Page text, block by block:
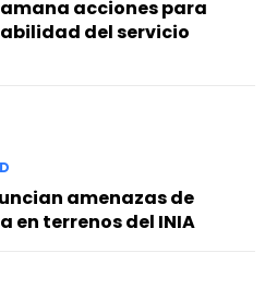
acciones para
del servicio
amenazas de
en terrenos del INIA